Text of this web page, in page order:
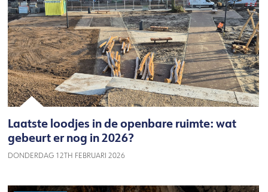
Laatste loodjes in de openbare ruimte: wat
gebeurt er nog in 2026?
DONDERDAG 12TH FEBRUARI 2026